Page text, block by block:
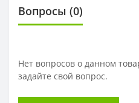
Вопросы (0)
Нет вопросов о данном
задайте свой вопрос.